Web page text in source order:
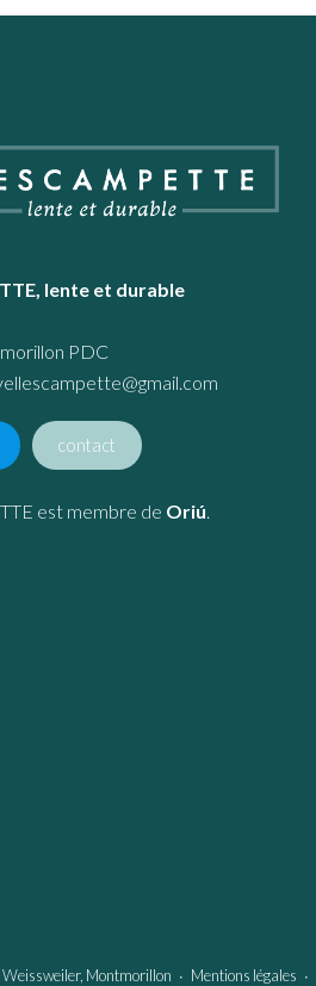
lente et durable
PDC
contact
est membre de Oriú.
, Montmorillon ∙ Mentions légales ∙